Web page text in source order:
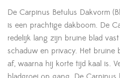
De Carpinus Betulus Dakvorm
is een prachtige dakboom. De
redelijk lang zijn bruine blad
schaduw en privacy. Het bruine
af, waarna hij korte tijd kaal is.